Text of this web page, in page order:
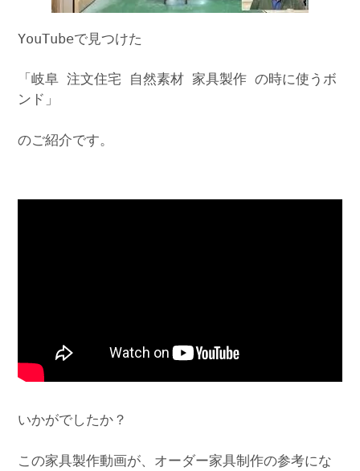
YouTubeで見つけた
「岐阜 注文住宅 自然素材 家具製作 の時に使うボ
ンド」
のご紹介です。
いかがでしたか？
この家具製作動画が、オーダー家具制作の参考にな